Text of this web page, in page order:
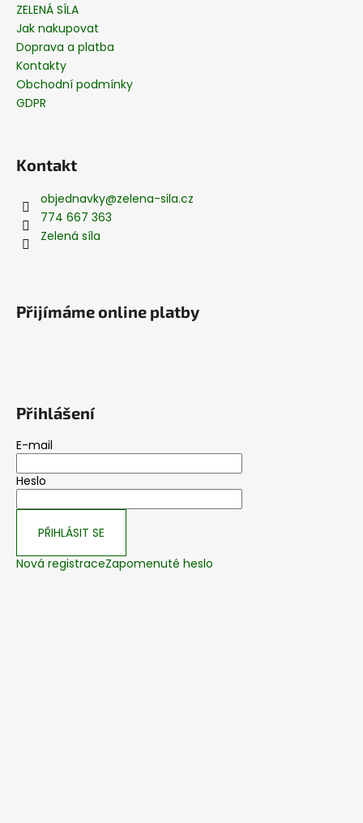
ZELENÁ SÍLA
Jak nakupovat
Doprava a platba
Kontakty
Obchodní podmínky
GDPR
Kontakt
objednavky@zelena-sila.cz
774 667 363
Zelená síla
Přijímáme online platby
Přihlášení
E-mail
Heslo
PŘIHLÁSIT SE
Nová registraceZapomenuté heslo